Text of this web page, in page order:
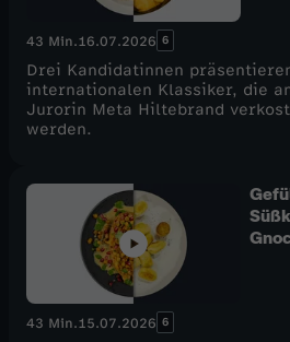
43 Min.16.07.2026 6
Drei Kandidatinnen
internationalen Klassiker, die
Jurorin Meta Hiltebrand
werden.
43 Min.15.07.2026 6